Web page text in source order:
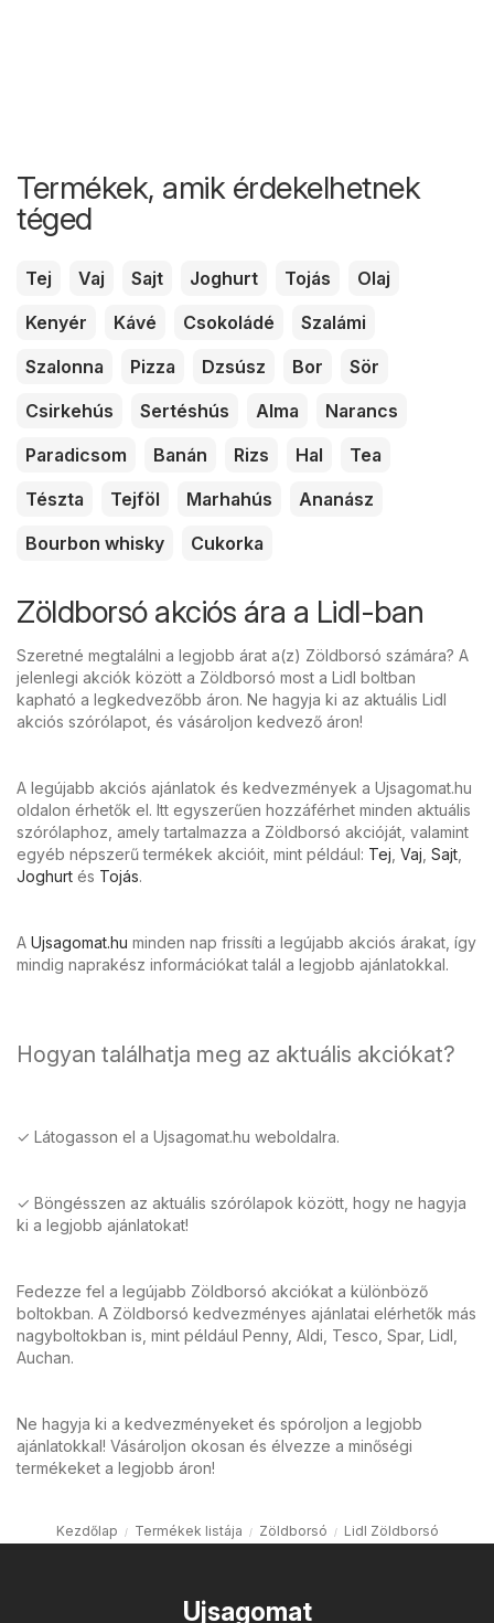
Termékek, amik érdekelhetnek
téged
Tej Vaj Sajt Joghurt Tojás
Olaj
Kenyér
Kávé Csokoládé
Szalámi
Szalonna
Pizza Dzsúsz Bor
Sör
Csirkehús
Sertéshús Alma
Narancs
Paradicsom
Banán Rizs Hal
Tea
Tészta
Tejföl Marhahús
Ananász
Bourbon whisky
Cukorka
Zöldborsó akciós ára a Lidl-ban
Szeretné megtalálni a legjobb árat a(z) Zöldborsó számára? A
jelenlegi akciók között a Zöldborsó most a Lidl boltban
kapható a legkedvezőbb áron. Ne hagyja ki az aktuális Lidl
akciós szórólapot, és vásároljon kedvező áron!
A legújabb akciós ajánlatok és kedvezmények a Ujsagomat.hu
oldalon érhetők el. Itt egyszerűen hozzáférhet minden aktuális
szórólaphoz, amely tartalmazza a Zöldborsó akcióját, valamint
egyéb népszerű termékek akcióit, mint például: Tej Vaj Sajt
Joghurt és Tojás.
A Ujsagomat.hu minden nap frissíti a legújabb akciós árakat, így
mindig naprakész információkat talál a legjobb ajánlatokkal.
Hogyan találhatja meg az aktuális akciókat?
✓ Látogasson el a Ujsagomat.hu weboldalra.
✓ Böngésszen az aktuális szórólapok között, hogy ne hagyja
ki a legjobb ajánlatokat!
Fedezze fel a legújabb Zöldborsó akciókat a különböző
boltokban. A Zöldborsó kedvezményes ajánlatai elérhetők más
nagyboltokban is, mint például Penny, Aldi, Tesco, Spar, Lidl,
Auchan.
Ne hagyja ki a kedvezményeket és spóroljon a legjobb
ajánlatokkal! Vásároljon okosan és élvezze a minőségi
termékeket a legjobb áron!
Kezdőlap Termékek listája Zöldborsó Lidl Zöldborsó
Ujsagomat